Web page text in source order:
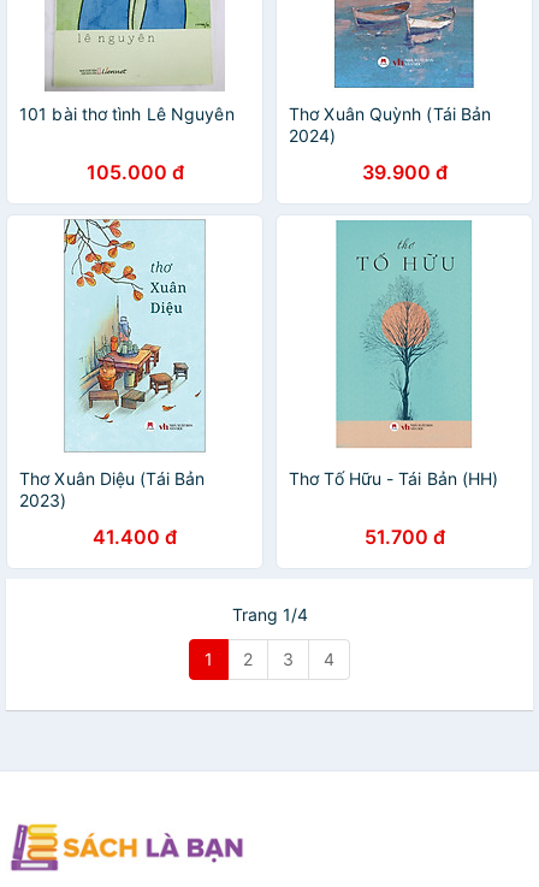
101 bài thơ tình Lê Nguyên
105.000 đ
Thơ Xuân Quỳnh (Tái Bản
2024)
39.900 đ
Thơ Xuân Diệu (Tái Bản
2023)
41.400 đ
Thơ Tố Hữu - Tái Bản (HH)
51.700 đ
Trang 1/4
1 2 3 4